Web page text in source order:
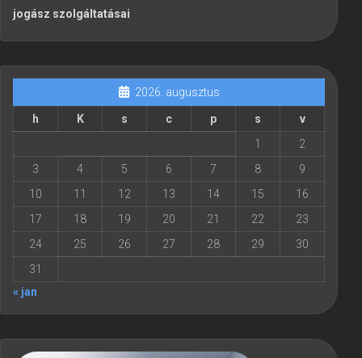
jogász szolgáltatásai
2026. augusztus
h K s c p s
v
1
2
3
4 5 6 7 8
9
10
11 12 13 14 15
16
17
18 19 20 21 22
23
24
25 26 27 28 29
30
31
« jan